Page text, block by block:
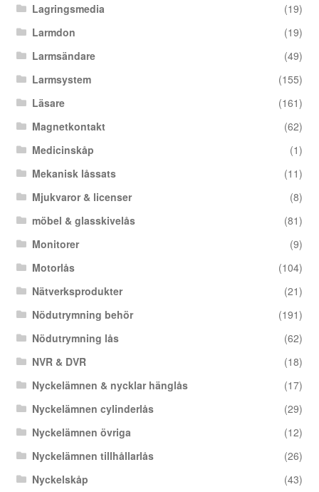
Lagringsmedia
(19)
Larmdon
(19)
Larmsändare
(49)
Larmsystem
(155)
Läsare
(161)
Magnetkontakt
(62)
Medicinskåp
(1)
Mekanisk låssats
(11)
Mjukvaror & licenser
(8)
möbel & glasskivelås
(81)
Monitorer
(9)
Motorlås
(104)
Nätverksprodukter
(21)
Nödutrymning behör
(191)
Nödutrymning lås
(62)
NVR & DVR
(18)
Nyckelämnen & nycklar hänglås
(17)
Nyckelämnen cylinderlås
(29)
Nyckelämnen övriga
(12)
Nyckelämnen tillhållarlås
(26)
Nyckelskåp
(43)